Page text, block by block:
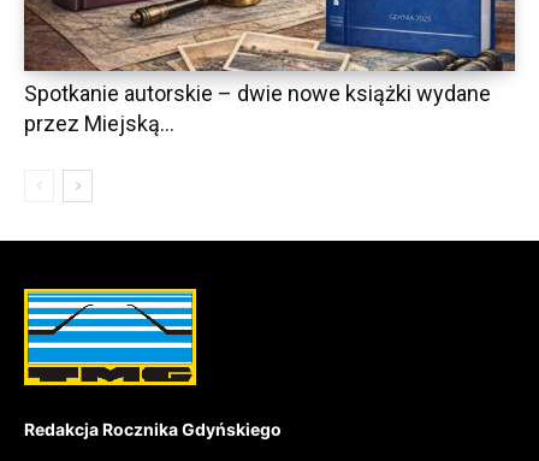
Spotkanie autorskie – dwie nowe książki wydane
przez Miejską...
Redakcja Rocznika Gdyńskiego